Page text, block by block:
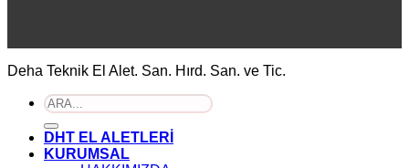
Deha Teknik El Alet. San. Hırd. San. ve Tic.
Ara:
DHT EL ALETLERİ
KURUMSAL